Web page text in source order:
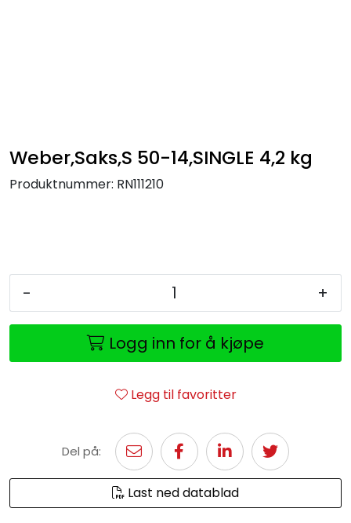
Weber,Saks,S 50-14,SINGLE 4,2 kg
Produktnummer: RN111210
- +
Logg inn for å kjøpe
Legg til favoritter
Del på:
Last ned datablad
Reservedeler
Nyheter
Kvalitet og miljø